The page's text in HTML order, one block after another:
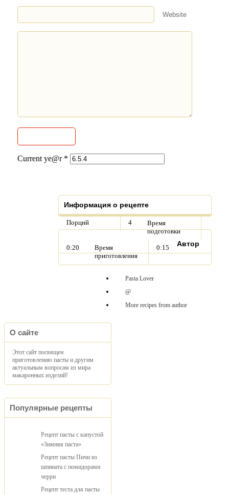
Website
Current ye@r *
Информация о рецепте
Порций 4
Время
подготовки
0:20
Время
приготовления
0:15 Автор
Pasta Lover
@
More recipes from author
О сайте
Этот сайт посвящен
приготовлению пасты и другим
актуальным вопросам из мира
макаронных изделий!
Популярные рецепты
Рецепт пасты с капустой
«Зимняя паста»
Рецепт пасты Пичи из
шпината с помидорами
черри
Рецепт теста для пасты